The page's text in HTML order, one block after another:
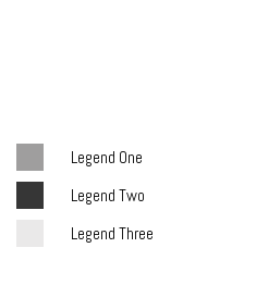
Legend One
Legend Two
Legend Three